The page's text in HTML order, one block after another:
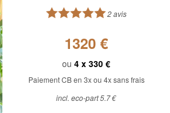
2 avis
1320 €
ou 4 x 330 €
Paiement CB en 3x ou 4x sans frais
incl. eco-part 5.7 €